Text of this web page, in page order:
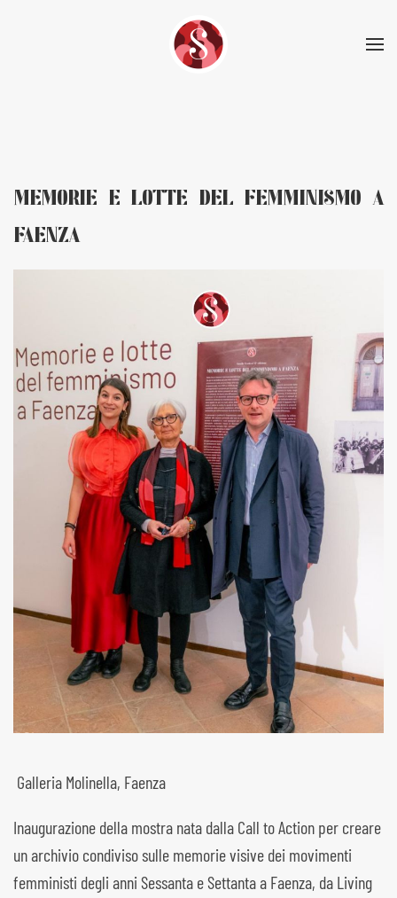
Skip to main content
MEMORIE E LOTTE DEL FEMMINISMO A
FAENZA
Galleria Molinella, Faenza
Inaugurazione della mostra nata dalla Call to Action per creare
un archivio condiviso sulle memorie visive dei movimenti
femministi degli anni Sessanta e Settanta a Faenza, da Living